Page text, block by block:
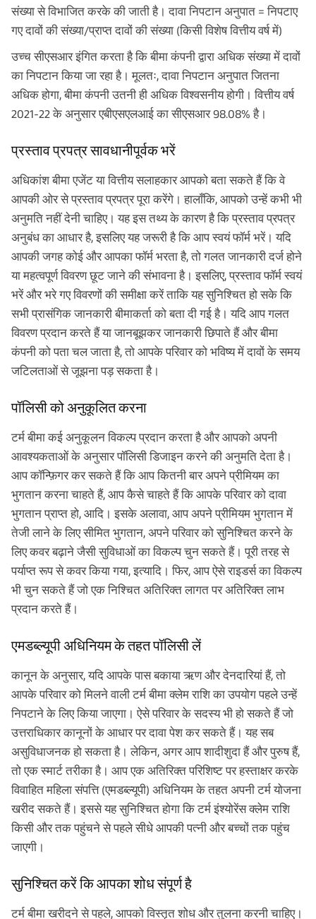
संख्या से विभाजित करके की जाती है। दावा निपटान अनुपात = निपटाए
गए दावों की संख्या/प्राप्त दावों की संख्या (किसी विशेष वित्तीय वर्ष में)
उच्च सीएसआर इंगित करता है कि बीमा कंपनी द्वारा अधिक संख्या में दावों
का निपटान किया जा रहा है। मूलतः, दावा निपटान अनुपात जितना
अधिक होगा, बीमा कंपनी उतनी ही अधिक विश्वसनीय होगी। वित्तीय वर्ष
2021-22 के अनुसार एबीएसएलआई का सीएसआर 98.08% है।
प्रस्ताव प्रपत्र सावधानीपूर्वक भरें
अधिकांश बीमा एजेंट या वित्तीय सलाहकार आपको बता सकते हैं कि वे
आपकी ओर से प्रस्ताव प्रपत्र पूरा करेंगे। हालाँकि, आपको उन्हें कभी भी
अनुमति नहीं देनी चाहिए। यह इस तथ्य के कारण है कि प्रस्ताव प्रपत्र
अनुबंध का आधार है, इसलिए यह जरूरी है कि आप स्वयं फॉर्म भरें। यदि
आपकी जगह कोई और आपका फॉर्म भरता है, तो गलत जानकारी दर्ज होने
या महत्वपूर्ण विवरण छूट जाने की संभावना है। इसलिए, प्रस्ताव फॉर्म स्वयं
भरें और भरे गए विवरणों की समीक्षा करें ताकि यह सुनिश्चित हो सके कि
सभी प्रासंगिक जानकारी बीमाकर्ता को बता दी गई है। यदि आप गलत
विवरण प्रदान करते हैं या जानबूझकर जानकारी छिपाते हैं और बीमा
कंपनी को पता चल जाता है, तो आपके परिवार को भविष्य में दावों के समय
जटिलताओं से जूझना पड़ सकता है।
पॉलिसी को अनुकूलित करना
टर्म बीमा कई अनुकूलन विकल्प प्रदान करता है और आपको अपनी
आवश्यकताओं के अनुसार पॉलिसी डिजाइन करने की अनुमति देता है।
आप कॉन्फ़िगर कर सकते हैं कि आप कितनी बार अपने प्रीमियम का
भुगतान करना चाहते हैं, आप कैसे चाहते हैं कि आपके परिवार को दावा
भुगतान प्राप्त हो, आदि। इसके अलावा, आप अपने प्रीमियम भुगतान में
तेजी लाने के लिए सीमित भुगतान, अपने परिवार को सुनिश्चित करने के
लिए कवर बढ़ाने जैसी सुविधाओं का विकल्प चुन सकते हैं। पूरी तरह से
पर्याप्त रूप से कवर किया गया, इत्यादि। फिर, आप ऐसे राइडर्स का विकल्प
भी चुन सकते हैं जो एक निश्चित अतिरिक्त लागत पर अतिरिक्त लाभ
प्रदान करते हैं।
एमडब्ल्यूपी अधिनियम के तहत पॉलिसी लें
कानून के अनुसार, यदि आपके पास बकाया ऋण और देनदारियां हैं, तो
आपके परिवार को मिलने वाली टर्म बीमा क्लेम राशि का उपयोग पहले उन्हें
निपटाने के लिए किया जाएगा। ऐसे परिवार के सदस्य भी हो सकते हैं जो
उत्तराधिकार कानूनों के आधार पर दावा पेश कर सकते हैं। यह सब
असुविधाजनक हो सकता है। लेकिन, अगर आप शादीशुदा हैं और पुरुष हैं,
तो एक स्मार्ट तरीका है। आप एक अतिरिक्त परिशिष्ट पर हस्ताक्षर करके
विवाहित महिला संपत्ति (एमडब्ल्यूपी) अधिनियम के तहत अपनी टर्म योजना
खरीद सकते हैं। इससे यह सुनिश्चित होगा कि टर्म इंश्योरेंस क्लेम राशि
किसी और तक पहुंचने से पहले सीधे आपकी पत्नी और बच्चों तक पहुंच
जाएगी।
सुनिश्चित करें कि आपका शोध संपूर्ण है
टर्म बीमा खरीदने से पहले, आपको विस्तृत शोध और तुलना करनी चाहिए।